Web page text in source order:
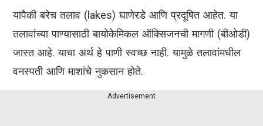
यापैकी बरेच तलाव (lakes) घाणेरडे आणि प्रदूषित आहेत. या
तलावांच्या पाण्यासाठी बायोकेमिकल ऑक्सिजनची मागणी (बीओडी)
जास्त आहे. याचा अर्थ हे पाणी स्वच्छ नाही. यामुळे तलावांमधील
वनस्पती आणि माशांचे नुकसान होते.
Advertisement